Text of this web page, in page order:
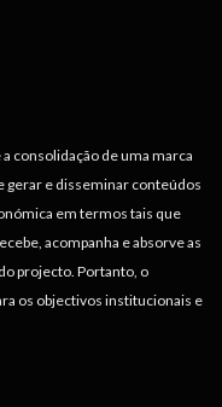
consolidação de uma marca
gerar e disseminar conteúdos
em termos tais que
acompanha e absorve as
projecto. Portanto, o
os objectivos institucionais e